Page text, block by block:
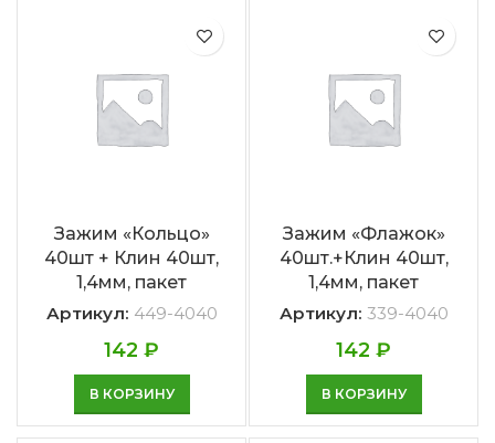
Зажим «Кольцо»
40шт + Клин 40шт,
1,4мм, пакет
Артикул: 449-4040
142 ₽
В КОРЗИНУ
Зажим «Флажок»
40шт.+Клин 40шт,
1,4мм, пакет
Артикул: 339-4040
142 ₽
В КОРЗИНУ